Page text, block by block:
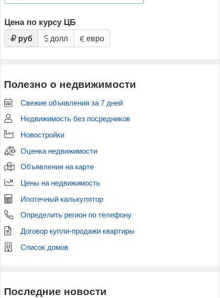
Цена по курсу ЦБ
руб долл евро
Полезно о недвижимости
Свежие объявления за 7 дней
Недвижимость без посредников
Новостройки
Оценка недвижимости
Объявления на карте
Цены на недвижимость
Ипотечный калькулятор
Определить регион по телефону
Договор купли-продажи квартиры
Список домов
Последние новости